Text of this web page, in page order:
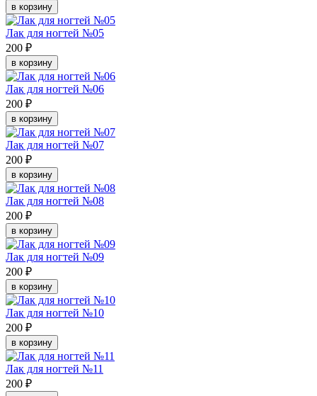
в корзину
Лак для ногтей №05
200 ₽
в корзину
Лак для ногтей №06
200 ₽
в корзину
Лак для ногтей №07
200 ₽
в корзину
Лак для ногтей №08
200 ₽
в корзину
Лак для ногтей №09
200 ₽
в корзину
Лак для ногтей №10
200 ₽
в корзину
Лак для ногтей №11
200 ₽